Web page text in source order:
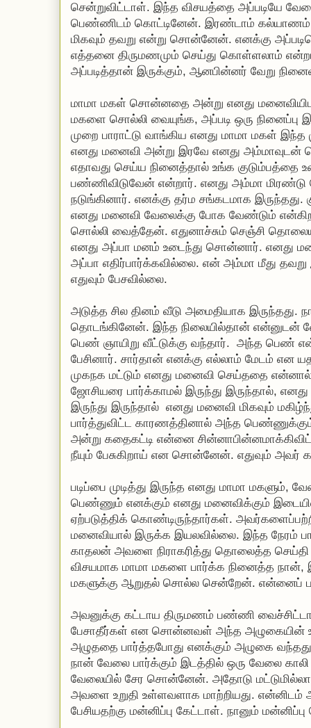
சென்றுவிட்டாள். இந்த விசயத்தை அப்படியே
பெண்ணிடம் கொட்டினேன். இரண்டாம் கல்யாணம்
மிகவும் தவறு என்று சொன்னேன். எனக்கு
எத்தனை திருமணமும் செய்து கொள்ளலாம்
அப்படித்தான் இருக்கும், ஆனபின்னர் வேறு
மாமா மகள் சொன்னதை அன்று எனது
மகளை சொல்லி வையுங்க, அப்படி ஒரு
முறை பாராட்டு வாங்கிய எனது மாமா மகள் இந்த
எனது மனைவி அன்று இரவே எனது அம்மாவுடன்
எதாவது செய்ய நினைத்தால் உங்க குடும்பத்தை
பண்ணிவிடுவேன் என்றார். எனது அம்மா மிரண்டு
நடுங்கினார். எனக்கு தர்ம சங்கடமாக
எனது மனைவி வேலைக்கு போக வேண்டும்
சொல்லி வைத்தேன். எதுனாச்சும் செஞ்சி
எனது அப்பா மனம் உடைந்து சொன்னார். எனது
அப்பா எதிர்பார்க்கவில்லை. என் அம்மா மீது தவறு
எதுவும் பேசவில்லை.
அடுத்த சில தினம் வீடு அமைதியாக இருந்தது.
தொடங்கினேன். இந்த நிலையில்தான் என்னுடன்
பெண் ஞாயிறு வீட்டுக்கு வந்தார். அந்த பெண்
பேசினார். சார்தான் எனக்கு எல்லாம் மேடம்
முகநக மட்டும் எனது மனைவி செய்ததை என்னால்
ஜோசியரை பார்க்காமல் இருந்து இருந்தால், எனது
இருந்து இருந்தால் எனது மனைவி மிகவும்
பார்த்துவிட்ட காரணத்தினால் அந்த
அன்று கதைகட்டி என்னை
நீயும் பேசுகிறாய் என சொன்னேன். எதுவும் அவர்
படிப்பை முடித்து இருந்த எனது மாமா மகளும்,
பெண்ணும் எனக்கும் எனது மனைவிக்கும்
ஏற்படுத்திக் கொண்டிருந்தார்கள்.
மனைவியால் இருக்க இயலவில்லை. இந்த நேரம்
காதலன் அவளை நிராகரித்து தொலைத்த செய்தி
விசயமாக மாமா மகளை பார்க்க நினைத்த நான்,
மகளுக்கு ஆறுதல் சொல்ல சென்றேன். என்னைப்
அவனுக்கு கட்டாய திருமணம் பண்ணி
பேசாதீர்கள் என சொன்னவள் அந்த
அழுததை பார்த்தபோது எனக்கும் அழுகை
நான் வேலை பார்க்கும் இடத்தில் ஒரு வேலை
வேலையில் சேர சொன்னேன். அதோடு
அவளை உறுதி உள்ளவளாக மாற்றியது.
பேசியதற்கு மன்னிப்பு கேட்டாள். நானும்